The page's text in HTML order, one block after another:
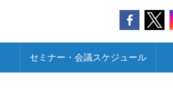
セミナー・会議スケジュール